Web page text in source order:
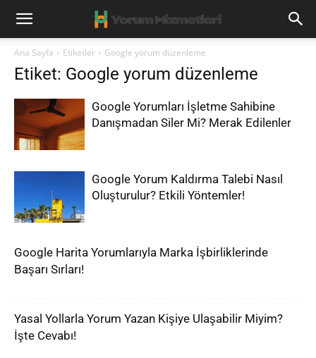
Ana Sayfa Etiketler Google yorum düzenleme
Etiket: Google yorum düzenleme
Google Yorumları İşletme Sahibine
Danışmadan Siler Mi? Merak Edilenler
Google Yorum Kaldırma Talebi Nasıl
Oluşturulur? Etkili Yöntemler!
Google Harita Yorumlarıyla Marka İşbirliklerinde
Başarı Sırları!
Yasal Yollarla Yorum Yazan Kişiye Ulaşabilir Miyim?
İşte Cevabı!